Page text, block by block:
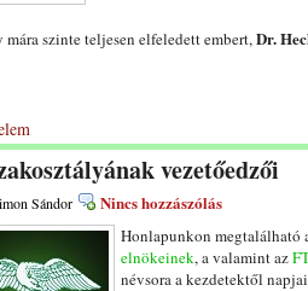
szinte teljesen elfeledett embert,Dr.
vezetőedzői
Sándor Nincs hozzászólás
Honlapunkon megtalálható
elnökeinek, a valamint az
névsora a kezdetektől